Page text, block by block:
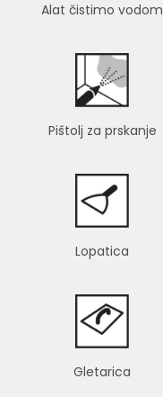
Alat čistimo vodom
Pištolj za prskanje
Lopatica
Gletarica